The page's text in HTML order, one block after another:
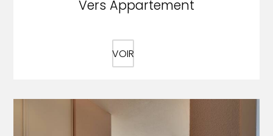
Vers Appartement
VOIR